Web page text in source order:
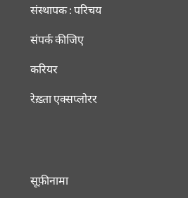
संस्थापक : परिचय
संपर्क कीजिए
करियर
रेख़्ता एक्सप्लोरर
सूफ़ीनामा